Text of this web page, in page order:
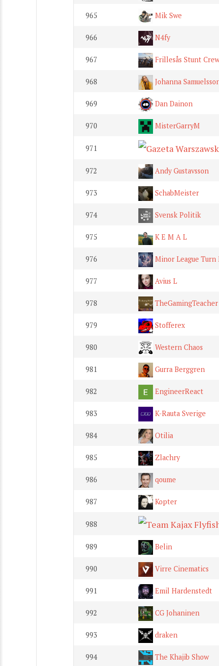
965 Mik Swe
966 N4fy
967 Frillesås Stunt
968 Johanna
969 Dan Dainon
970 MisterGarryM
971
972 Andy Gustavsson
973 SchabMeister
974 Svensk Politik
975 K E M A L
976 Minor League Turn
977 Avius L
978 TheGamingTeacher
979 Stofferex
980 Western Chaos
981 Gurra Berggren
982 EngineerReact
983 K-Rauta Sverige
984 Otilia
985 Zlachry
986 qoume
987 Kopter
988
989 Belin
990 Virre Cinematics
991 Emil Hardenstedt
992 CG Johaninen
993 draken
994 The Khajib Show